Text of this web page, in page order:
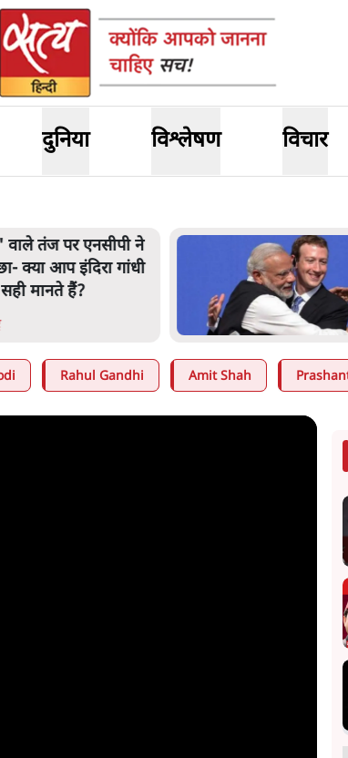
दुनिया विश्लेषण विचार
वाले तंज पर एनसीपी ने
क्या आप इंदिरा गांधी
मानते हैं?
Rahul Gandhi Amit Shah